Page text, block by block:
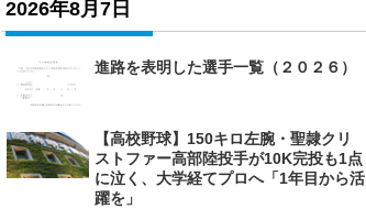
2026年8月7日
進路を表明した選手一覧（２０２６）
【高校野球】150キロ左腕・聖隷クリ
ストファー高部陸投手が10K完投も1点
に泣く、大学経てプロへ「1年目から活
躍を」